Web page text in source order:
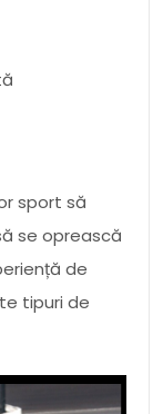
sport să
se oprească
de
tipuri de